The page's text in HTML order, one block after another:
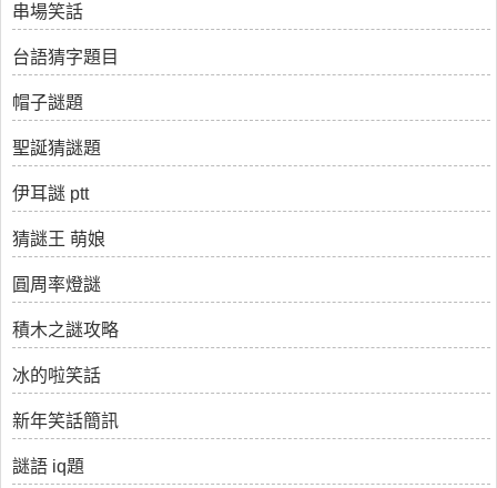
串場笑話
台語猜字題目
帽子謎題
聖誕猜謎題
伊耳謎 ptt
猜謎王 萌娘
圓周率燈謎
積木之謎攻略
冰的啦笑話
新年笑話簡訊
謎語 iq題